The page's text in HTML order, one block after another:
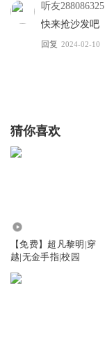
听友288086325
快来抢沙发吧
回复 2024-02-10
猜你喜欢
【免费】超凡黎明|穿
越|无金手指|校园